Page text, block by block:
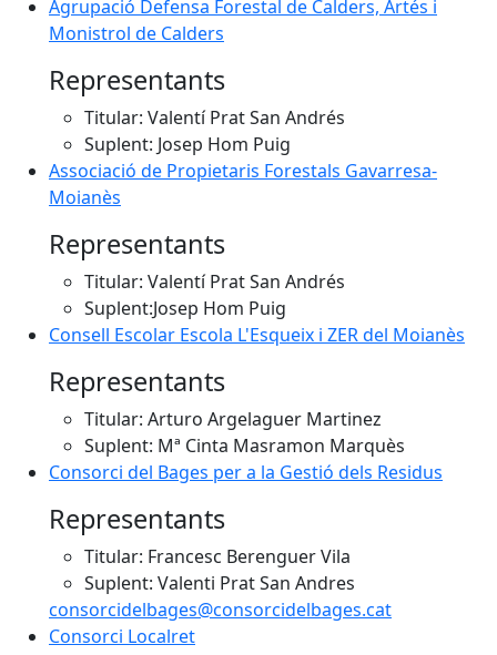
Agrupació Defensa Forestal de Calders, Artés i
Monistrol de Calders
Representants
Titular: Valentí Prat San Andrés
Suplent: Josep Hom Puig
Associació de Propietaris Forestals Gavarresa-
Moianès
Representants
Titular: Valentí Prat San Andrés
Suplent:Josep Hom Puig
Consell Escolar Escola L'Esqueix i ZER del Moianès
Representants
Titular: Arturo Argelaguer Martinez
Suplent: Mª Cinta Masramon Marquès
Consorci del Bages per a la Gestió dels Residus
Representants
Titular: Francesc Berenguer Vila
Suplent: Valenti Prat San Andres
consorcidelbages@consorcidelbages.cat
Consorci Localret